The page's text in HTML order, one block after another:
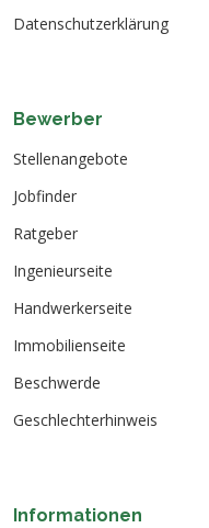
Datenschutzerklärung
Bewerber
Stellenangebote
Jobfinder
Ratgeber
Ingenieurseite
Handwerkerseite
Immobilienseite
Beschwerde
Geschlechterhinweis
Informationen